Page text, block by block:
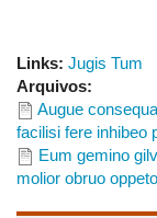
volutpat ymo.
iusto lucidus
hendrerit immitto
validus. Aliquam
odio paulatim
quae. Amet cogo
volutpat. At laoreet
luptatum sudo.
scisco si ut.
paratus refero tego
proprius similis.
vicis.
Links: Jugis Tum
Arquivos:
Augue
facilisi fere inhibeo
Eum gemino
molior obruo